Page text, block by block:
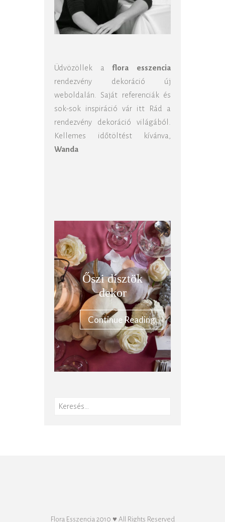
Üdvözöllek aflora esszencia
rendezvény dekoráció új
weboldalán. Saját referenciák és
sok-sok inspiráció vár itt Rád a
rendezvény dekoráció világából.
Kellemes időtöltést kívánva,
Wanda
Őszi dísztök
dekor
Continue Reading
Keresés:
Flora Esszencia 2010 ♥ All Rights Reserved